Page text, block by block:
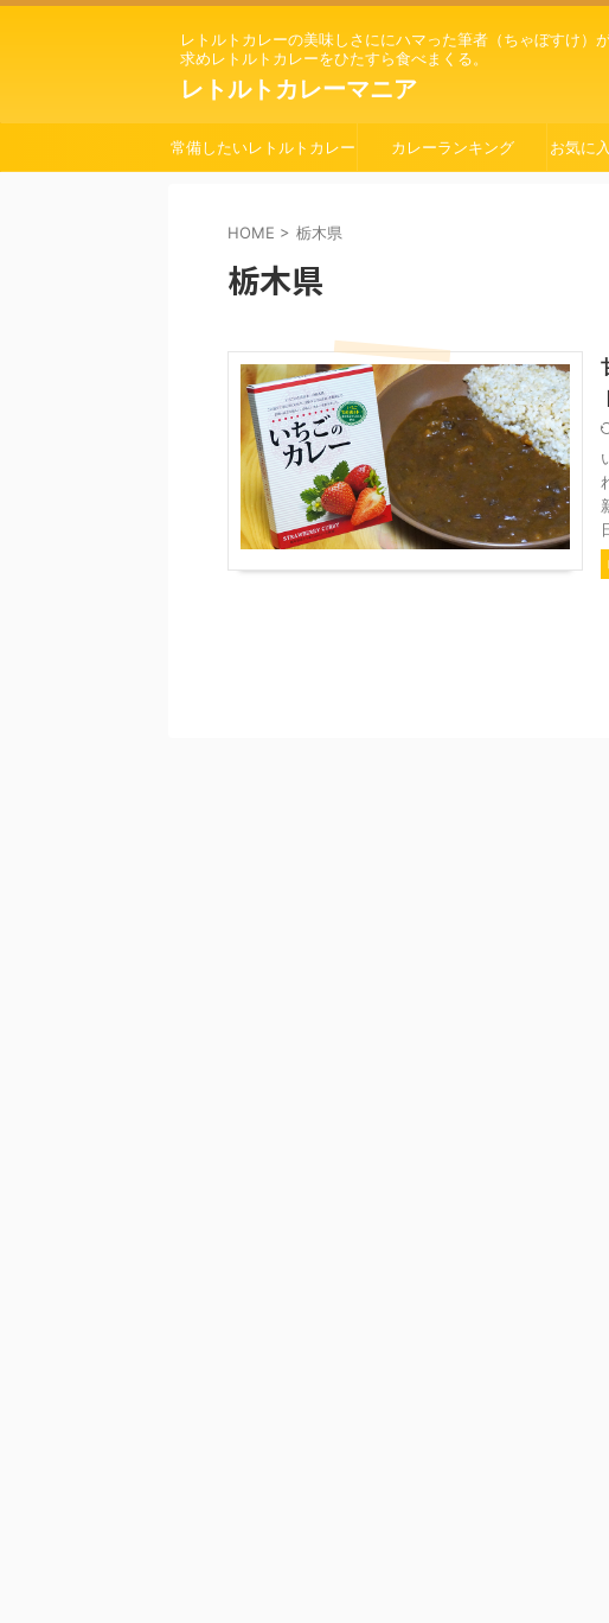
レトルトカレーの美味しさににハマった筆者（ちゃぼすけ）
求めレトルトカレーをひたすら食べまくる。
レトルトカレーマニア
常備したいレトルトカレー カレーランキング お気に
HOME > 栃木県
栃木県